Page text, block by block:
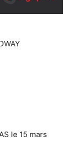
le 15 mars